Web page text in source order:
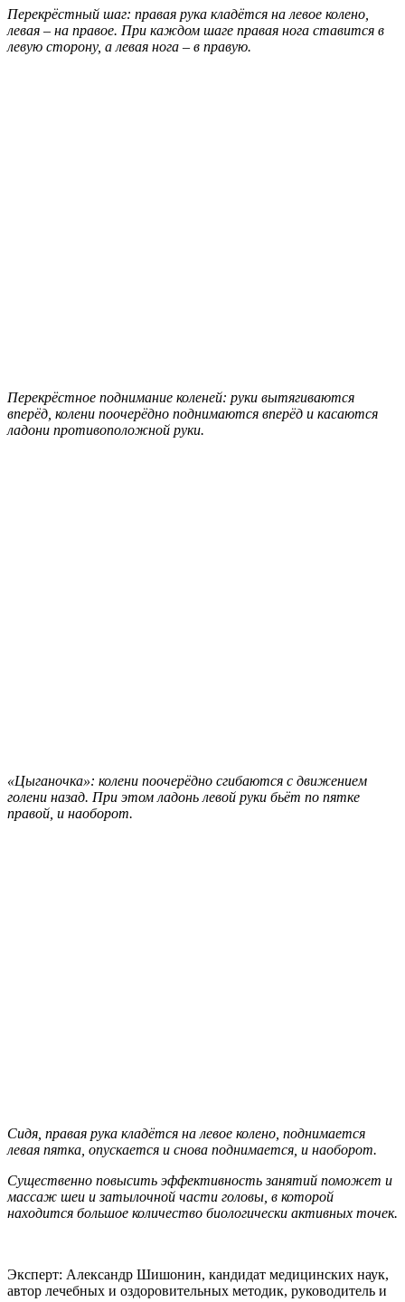
Перекрёстный шаг: правая рука кладётся на левое колено,
левая – на правое. При каждом шаге правая нога ставится в
левую сторону, а левая нога – в правую.
Перекрёстное поднимание коленей: руки вытягиваются
вперёд, колени поочерёдно поднимаются вперёд и касаются
ладони противоположной руки.
«Цыганочка»: колени поочерёдно сгибаются с движением
голени назад. При этом ладонь левой руки бьёт по пятке
правой, и наоборот.
Сидя, правая рука кладётся на левое колено, поднимается
левая пятка, опускается и снова поднимается, и наоборот.
Существенно повысить эффективность занятий поможет и
массаж шеи и затылочной части головы, в которой
находится большое количество биологически активных точек.
Эксперт: Александр Шишонин, кандидат медицинских наук,
автор лечебных и оздоровительных методик, руководитель и